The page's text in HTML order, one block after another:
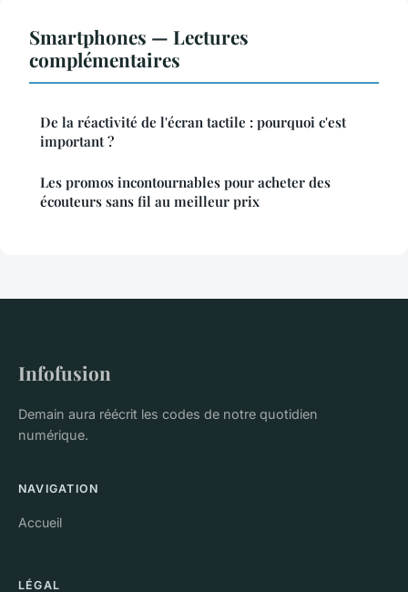
Smartphones — Lectures
complémentaires
De la réactivité de l'écran tactile : pourquoi c'est
important ?
Les promos incontournables pour acheter des
écouteurs sans fil au meilleur prix
Infofusion
Demain aura réécrit les codes de notre quotidien
numérique.
NAVIGATION
Accueil
LÉGAL